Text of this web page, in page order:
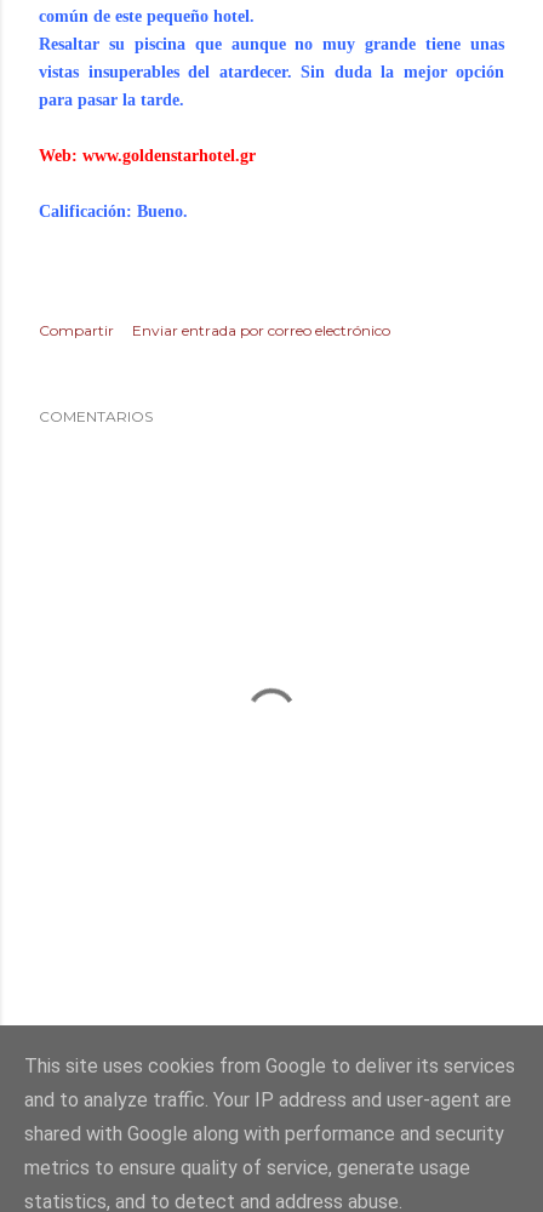
común de este pequeño hotel.
Resaltar su piscina que aunque no muy grande tiene unas
vistas insuperables del atardecer. Sin duda la mejor opción
para pasar la tarde.
Web: www.goldenstarhotel.gr
Calificación: Bueno.
Compartir Enviar entrada por correo electrónico
COMENTARIOS
Con la tecnología de Blogger
Imágenes del tema:sebastian-julian
This site uses cookies from Google to deliver its services
and to analyze traffic. Your IP address and user-agent are
shared with Google along with performance and security
metrics to ensure quality of service, generate usage
statistics, and to detect and address abuse.